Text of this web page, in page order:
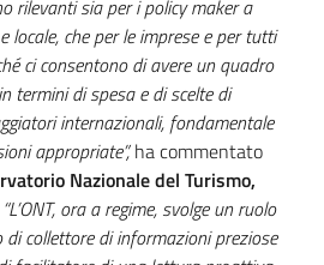
rilevanti sia per i policy maker a
locale, che per le imprese e per tutti
ci consentono di avere un quadro
termini di spesa e di scelte di
internazionali, fondamentale
appropriate”,ha commentato
Nazionale del Turismo,
“L’ONT, ora a regime, svolge un ruolo
collettore di informazioni preziose